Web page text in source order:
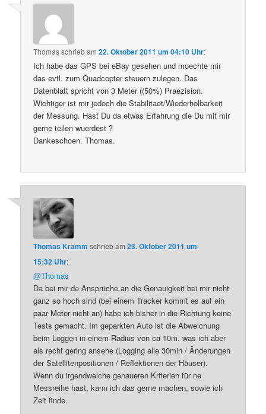
Thomasschriebam22. Oktober 2011 um 04:10 Uhr:
Ich habe das GPS bei eBay gesehen und moechte mir
das evtl. zum Quadcopter steuern zulegen. Das
Datenblatt spricht von 3 Meter ((50%) Praezision.
Wichtiger ist mir jedoch die Stabilitaet/Wiederholbarkeit
der Messung. Hast Du da etwas Erfahrung die Du mit mir
gerne teilen wuerdest ?
Dankeschoen. Thomas.
Thomas Kramm schriebam23. Oktober 2011 um
15:32 Uhr:
@Thomas
Da bei mir de Ansprüche an die Genauigkeit bei mir nicht
ganz so hoch sind (bei einem Tracker kommt es auf ein
paar Meter nicht an) habe ich bisher in die Richtung keine
Tests gemacht. Im geparkten Auto ist die Abweichung
beim Loggen in einem Radius von ca 10m. was ich aber
als recht gering ansehe (Logging alle 30min / Änderungen
der Satellitenpositionen / Reflektionen der Häuser).
Wenn du irgendwelche genaueren Kriterien für ne
Messreihe hast, kann ich das gerne machen, sowie ich
Zeit finde.